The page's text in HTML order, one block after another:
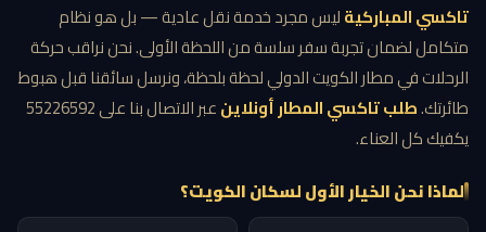
تاكسي المباركيةليس مجرد خدمة نقل عادية — بل هو نظام
متكامل لضمان تجربة سفر سلسة من اللحظة الأولى. نحن نراقب حركة
الرحلات في مطار الكويت الدولي لحظة بلحظة، ونرسل سائقنا قبل هبوط
طائرتك.طلب تاكسي المطار أونلاين
عبر الاتصال بنا على 55226592
يكفيك كل العناء.
لماذا نحن الخيار الأول لسكان الكويت؟